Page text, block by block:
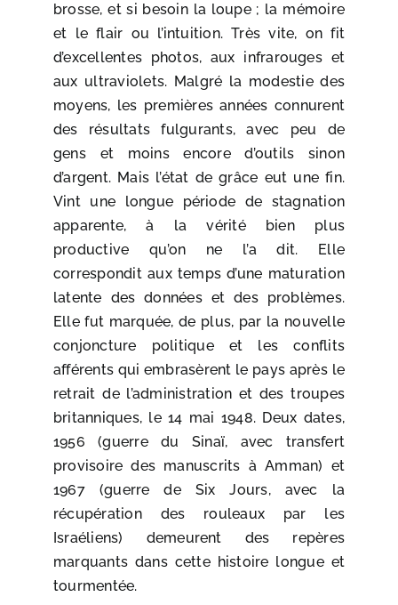
brosse, et si besoin la loupe ; la mémoire
et le flair ou l’intuition. Très vite, on fit
d’excellentes photos, aux infrarouges et
aux ultraviolets. Malgré la modestie des
moyens, les premières années connurent
des résultats fulgurants, avec peu de
gens et moins encore d’outils sinon
d’argent. Mais l’état de grâce eut une fin.
Vint une longue période de stagnation
apparente, à la vérité bien plus
productive qu’on ne l’a dit. Elle
correspondit aux temps d’une maturation
latente des données et des problèmes.
Elle fut marquée, de plus, par la nouvelle
conjoncture politique et les conflits
afférents qui embrasèrent le pays après le
retrait de l’administration et des troupes
britanniques, le 14 mai 1948. Deux dates,
1956 (guerre du Sinaï, avec transfert
provisoire des manuscrits à Amman) et
1967 (guerre de Six Jours, avec la
récupération des rouleaux par les
Israéliens) demeurent des repères
marquants dans cette histoire longue et
tourmentée.